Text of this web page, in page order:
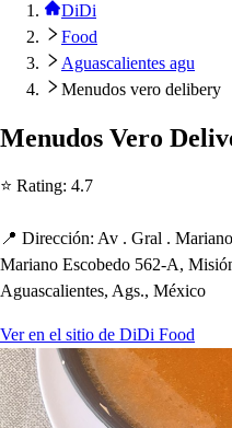
DiDi
Food
Aguascalientes agu
Menudos vero delibery
Menudos Vero
⭐ Rating: 4.7
📍 Dirección: Av . Gral .
Mariano Escobedo 562-A, Mis
Aguascalientes, Ags., México
Ver en el sitio de DiDi Food